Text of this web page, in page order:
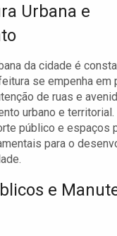
Urbana e
da cidade é
se empenha em
de ruas e
urbano e
público e espaços
para o
e